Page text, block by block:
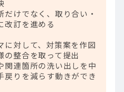
だけでなく、取り合い・
改訂を進める
に対して、対策案を作図
の整合を取って提出
関連箇所の洗い出しを中
戻りを減らす動きができ